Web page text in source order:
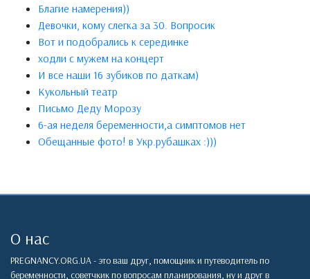
Благие намерения))
Девочки, кому слегка за 30. Вопросик
Вот и подобрались к серединке
ходли с мужем на концерт
И все наши 16 зубиков по даткам)
Кукольный театр
Письмо Деду Морозу
6-ая неделя беременности,а симптомов нет
Обещанные фото! в Укр.рубашках :)))
О нас
PREGNANCY.ORG.UA - это ваш друг, помощник и путеводитель по
беременности, советчкик по вопросам планирования, ну и друг в